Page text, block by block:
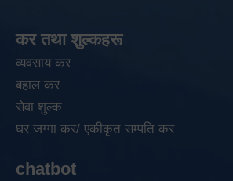
कर तथा शुल्कहरू
व्यवसाय कर
बहाल कर
सेवा शुल्क
घर जग्गा कर/ एकीकृत सम्पति कर
chatbot